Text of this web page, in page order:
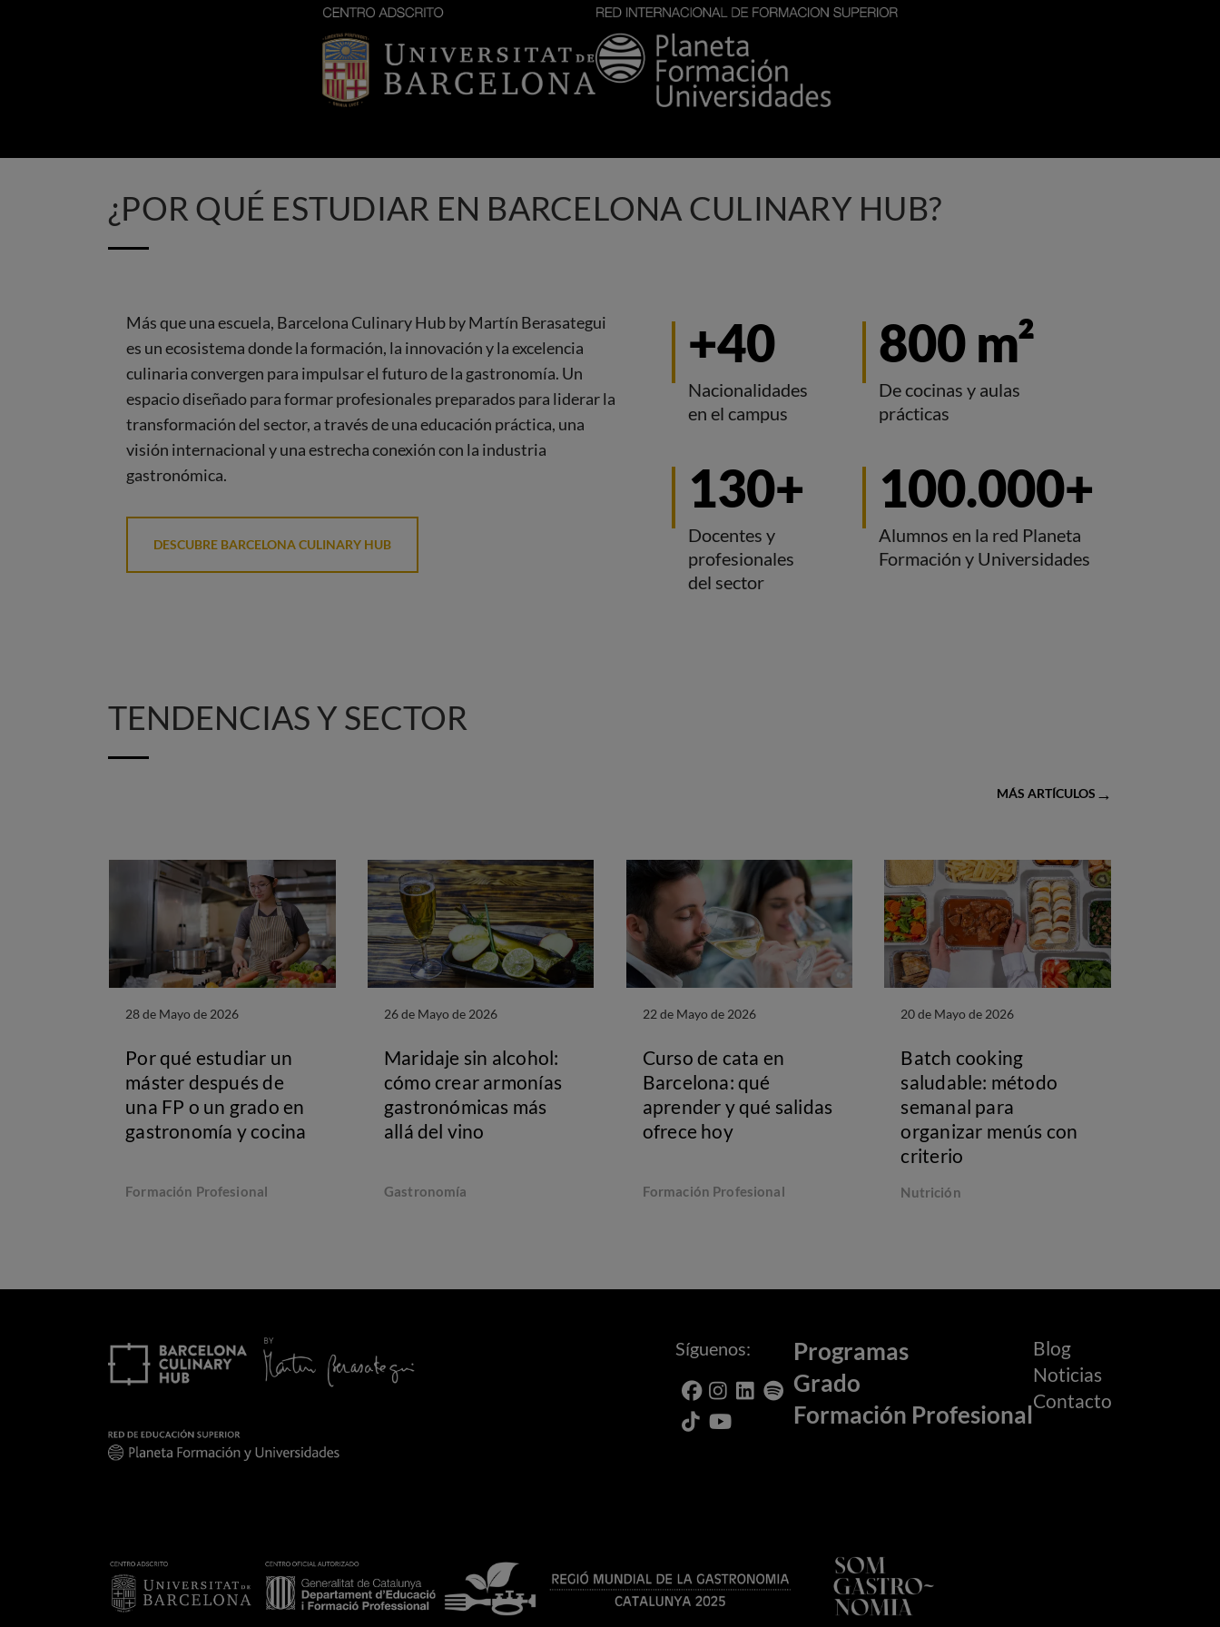
Imagen Imagen
¿POR QUÉ ESTUDIAR EN BARCELONA CULINARY HUB?
Más que una escuela, Barcelona Culinary Hub by Martín Berasategui
es un ecosistema donde la formación, la innovación y la excelencia
culinaria convergen para impulsar el futuro de la gastronomía. Un
espacio diseñado para formar profesionales preparados para liderar la
transformación del sector, a través de una educación práctica, una
visión internacional y una estrecha conexión con la industria
gastronómica.
DESCUBRE BARCELONA CULINARY HUB
+40
Nacionalidades
en el campus
800 m²
De cocinas y aulas
prácticas
130+
Docentes y
profesionales
del sector
100.000+
Alumnos en la red Planeta
Formación y Universidades
TENDENCIAS Y SECTOR
MÁS ARTÍCULOS
28 de Mayo de 2026
Por qué estudiar un
máster después de
una FP o un grado en
gastronomía y cocina
Formación Profesional
26 de Mayo de 2026
Maridaje sin alcohol:
cómo crear armonías
gastronómicas más
allá del vino
Gastronomía
22 de Mayo de 2026
Curso de cata en
Barcelona: qué
aprender y qué salidas
ofrece hoy
Formación Profesional
20 de Mayo de 2026
Batch cooking
saludable: método
semanal para
organizar menús con
criterio
Nutrición
Síguenos:
Programas
Grado
Formación Profesional
Blog
Noticias
Contacto